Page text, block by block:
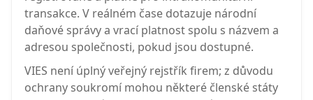
transakce. V reálném čase dotazuje národní
daňové správy a vrací platnost spolu s názvem a
adresou společnosti, pokud jsou dostupné.
VIES není úplný veřejný rejstřík firem; z důvodu
ochrany soukromí mohou některé členské státy